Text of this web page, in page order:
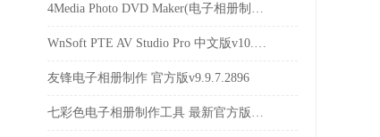
4Media Photo DVD Maker(电子相册制作) 官方版v1.5.2
WnSoft PTE AV Studio Pro 中文版v10.0.13
友锋电子相册制作 官方版v9.9.7.2896
七彩色电子相册制作工具 最新官方版V7.0